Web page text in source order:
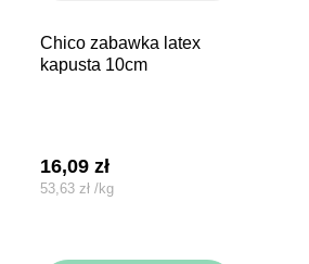
chico zabawka latex
kapusta 10cm
16,09zł
53,63zł /kg